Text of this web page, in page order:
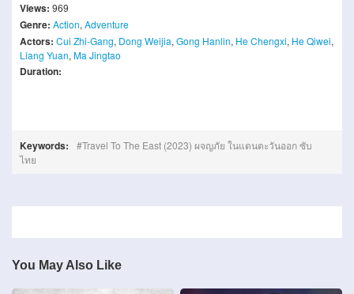
Views: 969
Genre: Action, Adventure
Actors: Cui Zhi-Gang, Dong Weijia, Gong Hanlin, He Chengxi, He Qiwei,
Liang Yuan, Ma Jingtao
Duration:
Keywords:
Travel To The East (2023) ผจญภัย ในแดนตะวันออก ซับ
ไทย
You May Also Like